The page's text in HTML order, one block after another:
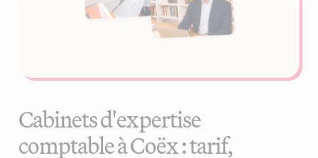
Cabinets d'expertise
comptable à Coëx : tarif,